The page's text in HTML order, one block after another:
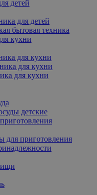
детей
для детей
бытовая техника
кухни
для кухни
для кухни
для кухни
детские
для приготовления